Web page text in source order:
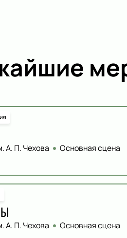
А. П. Чехова Основная сцена
А. П. Чехова Основная сцена